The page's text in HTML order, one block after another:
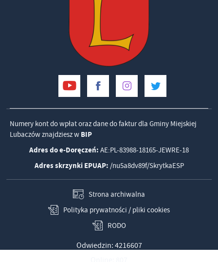
Numery kont do wpłat oraz dane do faktur dla Gminy Miejskiej
Lubaczów znajdziesz w BIP
Adres do e-Doręczeń: AE:PL-83988-18165-JEWRE-18
Adres skrzynki EPUAP: /nu5a8dv89f/SkrytkaESP
Strona archiwalna
Polityka prywatności / pliki cookies
RODO
Odwiedzin: 4216607